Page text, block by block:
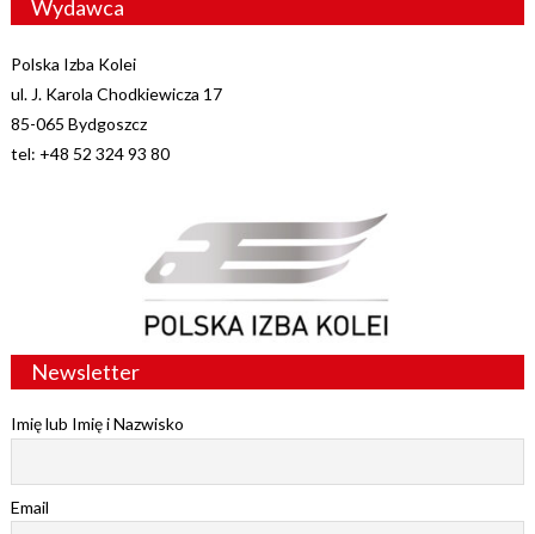
Wydawca
Polska Izba Kolei
ul. J. Karola Chodkiewicza 17
85-065 Bydgoszcz
tel: +48 52 324 93 80
Newsletter
Imię lub Imię i Nazwisko
Email